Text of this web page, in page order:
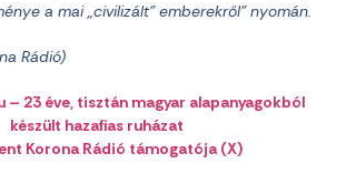
a mai „civilizált” emberekről” nyomán.
Rádió)
– 23 éve, tisztán magyar alapanyagokból
készült hazafias ruházat
Korona Rádió támogatója (X)